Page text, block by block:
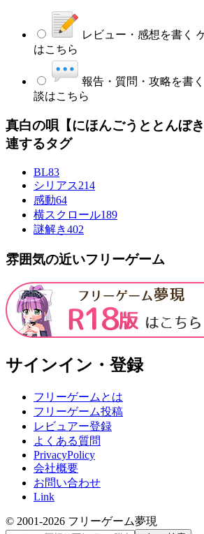
レビュー・感想を書く
はこちら
報告・質問・攻略を書く
談はこちら
真白の唄【にほんごうととんぼ
連するタグ
BL83
シリアス214
感動64
横スクロール189
謎解き402
雰囲気の近いフリーゲーム
サインイン・登録
フリーゲームとは
フリーゲーム投稿
レビュアー登録
よくある質問
PrivacyPolicy
会社概要
お問い合わせ
Link
© 2001-2026 フリーゲーム夢現